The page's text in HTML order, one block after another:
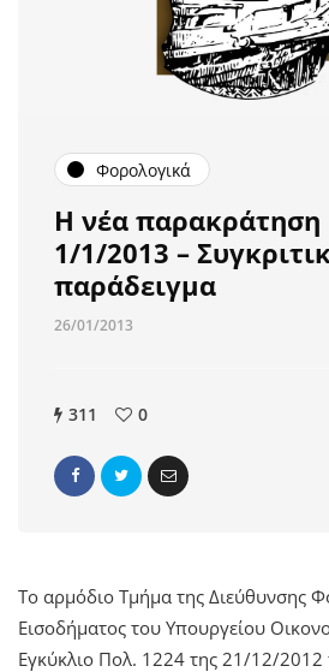
Φορολογικά
Η νέα
1/1/2013 –
παράδειγμα
26/01/2013
311 0
Τo αρμόδιο Τμήμα της Διεύθυνσης
Εισοδήματος του Υπουργείου
Εγκύκλιο Πολ. 1224 της 21/12/